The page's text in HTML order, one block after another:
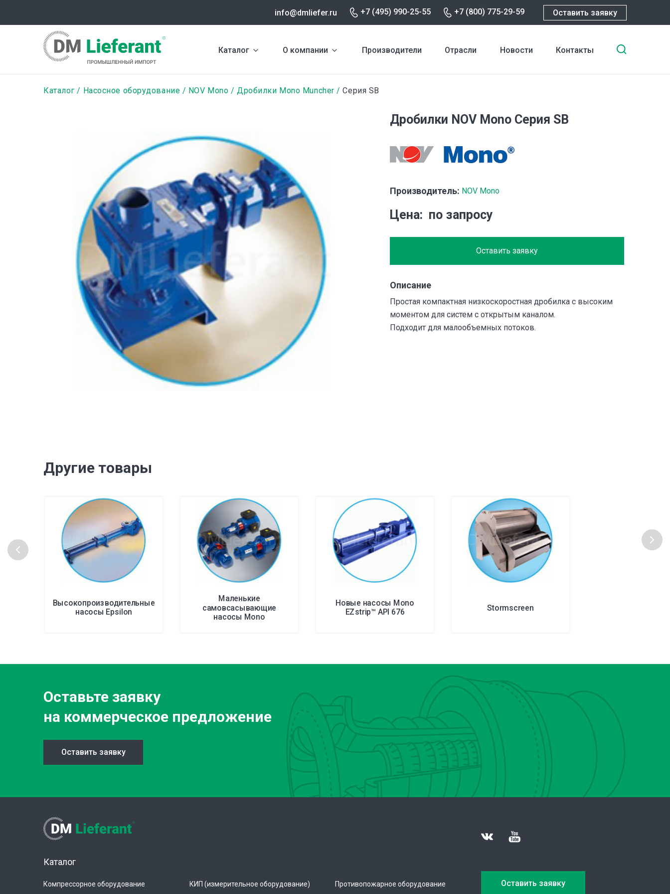
содержанию
info@dmliefer.ru +7 (495) 990-25-55 +7 (800) 775-29-59 Оставить заявку
Каталог О компании Производители Отрасли Новости Контакты
Строка
Каталог Насосное оборудование NOV Mono Дробилки Mono Muncher Серия SB
Дробилки NOV Mono Серия SB
Производитель: NOV Mono
Цена по запросу
Оставить заявку
Описание
Простая компактная низкоскоростная дробилка с высоким
моментом для систем с открытым каналом.
Подходит для малообъемных потоков.
Другие товары
Высокопроизводительные
насосы Epsilon
Маленькие
самовсасывающие
насосы Mono
Новые насосы Mono
EZstrip™ API 676 Stormscreen
Оставьте заявку
на коммерческое предложение
Оставить заявку
Каталог
Компрессорное оборудование
КИП (измерительное оборудование)
Противопожарное оборудование
Оставить заявку